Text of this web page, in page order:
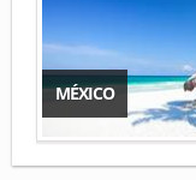
MÉXICO